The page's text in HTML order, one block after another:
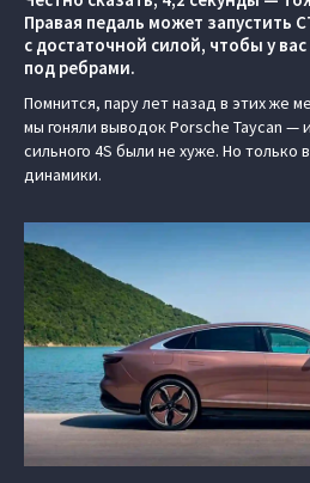
Правая педаль может запустить
с достаточной силой, чтобы у
под ребрами.
Помнится, пару лет назад в этих же
мы гоняли выводок Porsche Taycan —
сильного 4S были не хуже. Но только
динамики.